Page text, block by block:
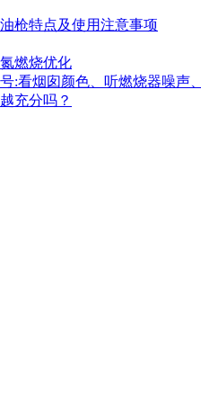
枪特点及使用注意事项
燃烧优化
:看烟囱颜色、听燃烧器噪声
充分吗？